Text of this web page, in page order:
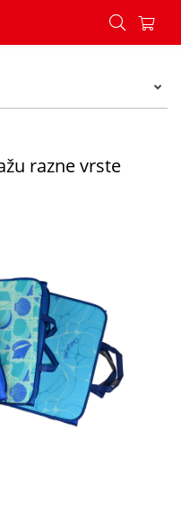
za plažu razne vrste
razne vrste